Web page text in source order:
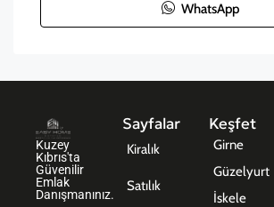
WhatsApp
Kuzey
Kıbrıs'ta
Güvenilir
Emlak
Danışmanınız.
Sayfalar
Kiralık
Satılık
Keşfet
Girne
Güzelyurt
İskele